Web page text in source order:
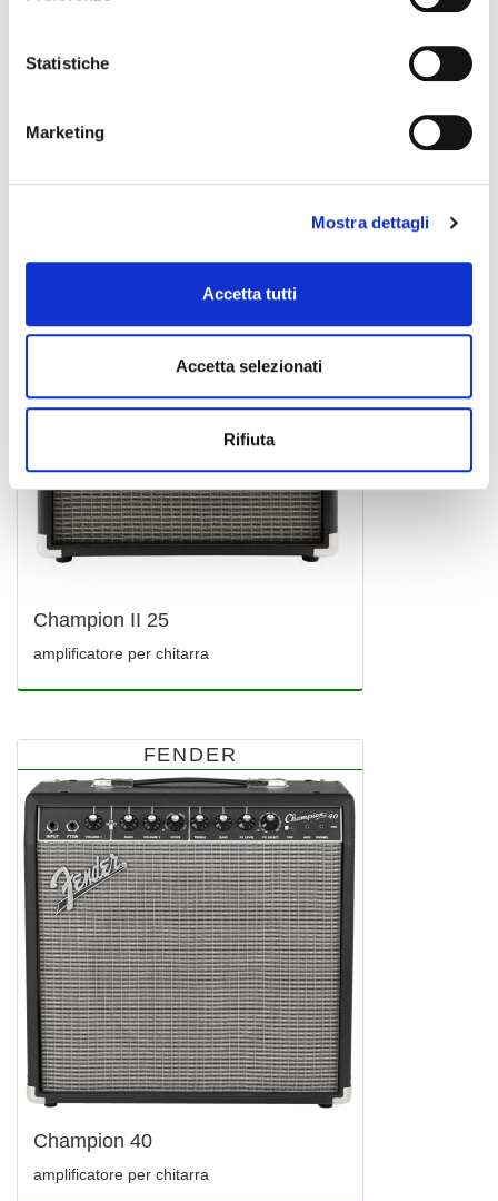
Statistiche
Marketing
Mostra dettagli
Accetta tutti
Accetta selezionati
Rifiuta
amplificatoreper chitarra acust.
Champion II 25
amplificatore per chitarra
FENDER
Champion 40
amplificatore per chitarra